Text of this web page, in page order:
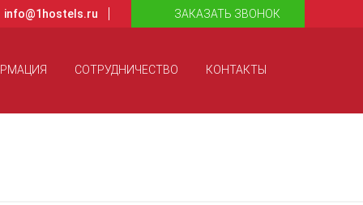
info@1hostels.ru ЗАКАЗАТЬ ЗВОНОК
СОТРУДНИЧЕСТВО КОНТАКТЫ